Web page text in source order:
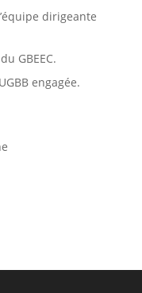
dirigeante
GBEEC.
engagée.